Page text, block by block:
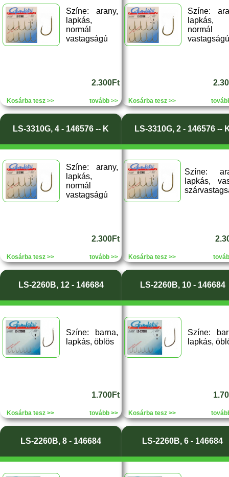
Színe: arany,
lapkás,
normál
vastagságú
2.300Ft
Kosárba tesz >> tovább >>
Színe:
lapkás,
normál
vastagságú
Kosárba tesz >>
LS-3310G, 4 - 146576 -- K
Színe: arany,
lapkás,
normál
vastagságú
2.300Ft
Kosárba tesz >> tovább >>
LS-3310G, 2 - 146576 --
Színe:
lapkás,
Kosárba tesz >>
LS-2260B, 12 - 146684
Színe: barna,
lapkás, öblös
1.700Ft
Kosárba tesz >> tovább >>
LS-2260B, 10 - 146684
Színe:
lapkás,
Kosárba tesz >>
LS-2260B, 8 - 146684 LS-2260B, 6 - 146684